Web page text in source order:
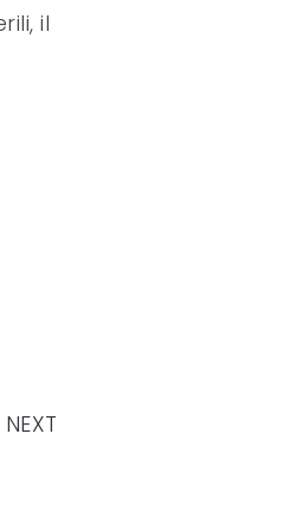
il
NEXT